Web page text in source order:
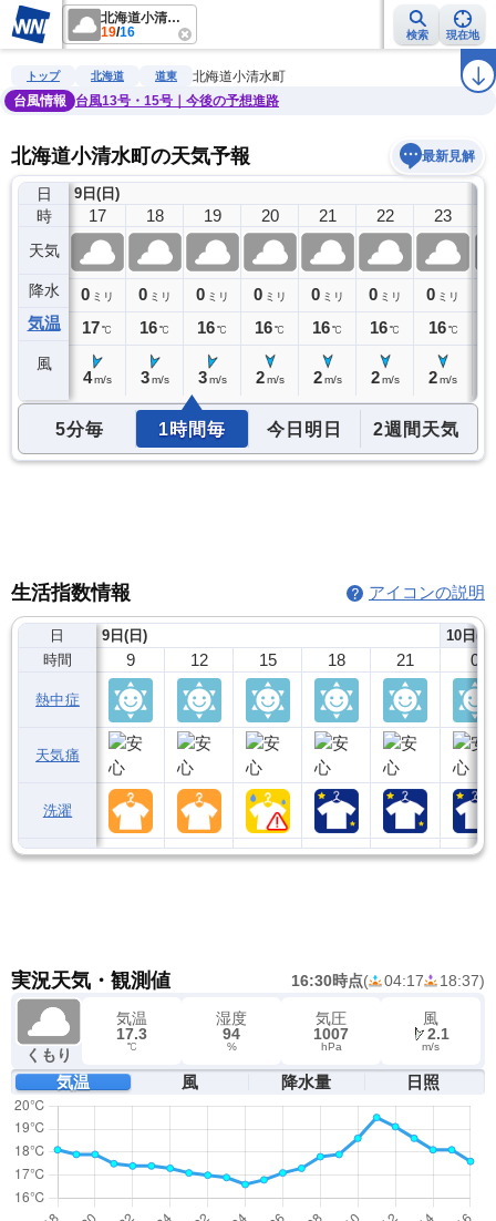
北海道小清水町
19/16 検索 現在地
雨雲レーダー 台風情報 地震情報 ラ
トップ 北海道 道東
北海道小清水町
台風情報
台風13号・15号｜今後の予想進路
北海道小清水町の天気予報 最新見解
日
時
天気
降水
気温
風
9日(日)
16
0ミリ
17℃
17
0 ミリ
17℃
4 m/s
18
0 ミリ
16℃
3 m/s
19
0 ミリ
16℃
3 m/s
20
0 ミリ
16℃
2 m/s
21
0 ミリ
16℃
2 m/s
22
0 ミリ
16℃
2 m/s
23
0 ミリ
16 ℃
2m/s
5分毎 1時間毎 今日明日 2週間天気
生活指数情報 アイコンの説明
日
時間
熱中症
天気痛
洗濯
9日(日)
9 12 15 18 21
10日(
0
実況天気・観測値 16:30時点( 04:17 18:37)
くもり
気温
17.3
℃
湿度
94
%
気圧
1007
hPa
風
2.1
m/s
気温 風 降水量 日照